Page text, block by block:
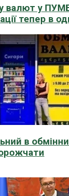
валют у
тепер в
в